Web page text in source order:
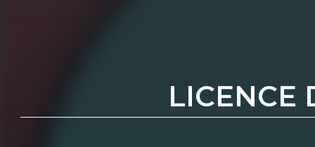
LICENCE